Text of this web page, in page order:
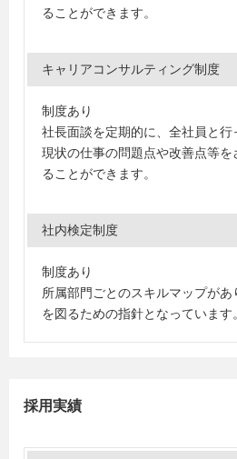
ることができます。
キャリアコンサルティング制度
制度あり
社長面談を定期的に、全社員と
現状の仕事の問題点や改善点等
ることができます。
社内検定制度
制度あり
所属部門ごとのスキルマップがあ
を図るための指針となっています。
採用実績